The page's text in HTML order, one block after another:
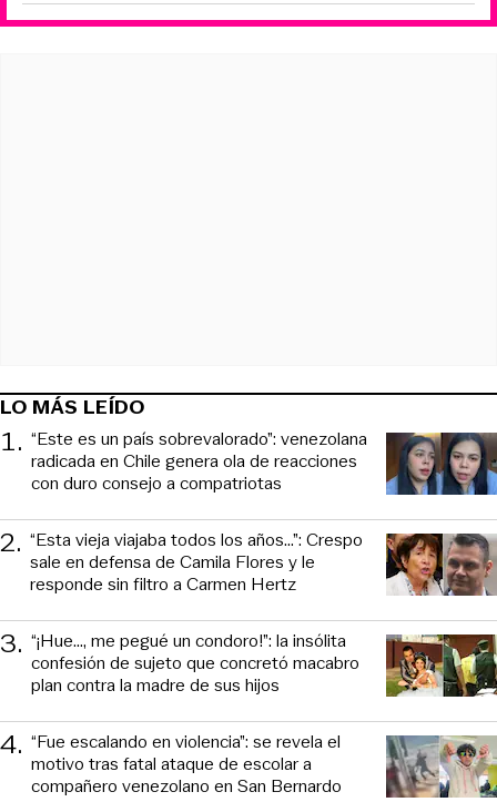
LO MÁS LEÍDO
1. “Este es un país sobrevalorado”: venezolana
radicada en Chile genera ola de reacciones
con duro consejo a compatriotas
2. “Esta vieja viajaba todos los años...”: Crespo
sale en defensa de Camila Flores y le
responde sin filtro a Carmen Hertz
3. “¡Hue..., me pegué un condoro!”: la insólita
confesión de sujeto que concretó macabro
plan contra la madre de sus hijos
4. “Fue escalando en violencia”: se revela el
motivo tras fatal ataque de escolar a
compañero venezolano en San Bernardo